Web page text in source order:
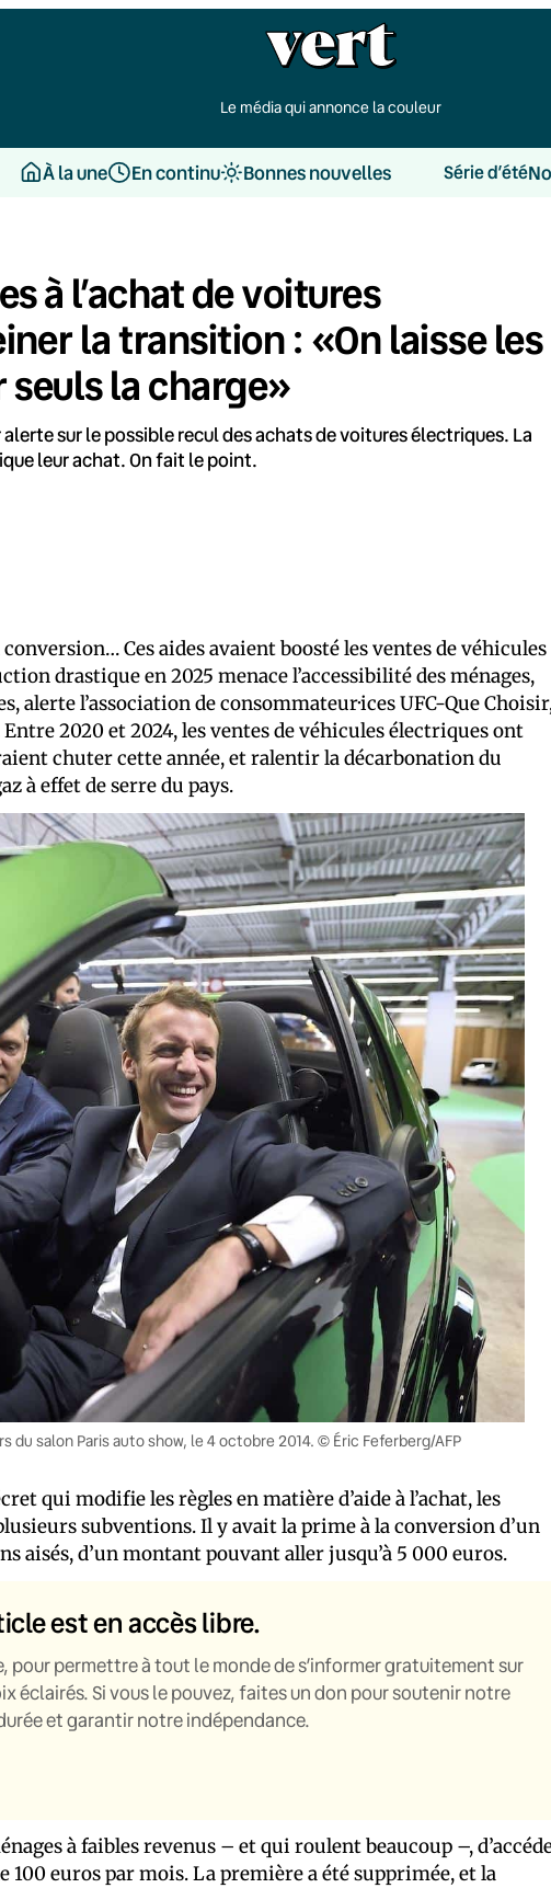
Le média qui annonce la couleur
À la une En continu Bonnes nouvelles Série d’été
à l’achat de voitures
la transition : «On laisse les
la charge»
alerte sur le possible recul des achats de voitures électriques. La
leur achat. On fait le point.
Ces aides avaient boosté les ventes de véhicules
drastique en 2025 menace l’accessibilité des ménages,
alerte l’association de consommateur·ices UFC-Que
2020 et 2024, les ventes de véhicules électriques ont
chuter cette année, et ralentir la décarbonation du
à effet de serre du pays.
salon Paris auto show, le 4 octobre 2014. © Éric Feferberg/AFP
qui modifie les règles en matière d’aide à l’achat, les
subventions. Il y avait la prime à la conversion d’un
aisés, d’un montant pouvant aller jusqu’à 5 000 euros.
est en accès libre.
pour permettre à tout le monde de s’informer gratuitement sur
éclairés. Si vous le pouvez, faites un don pour soutenir notre
et garantir notre indépendance.
à faibles revenus – et qui roulent beaucoup –,
euros par mois. La première a été supprimée, et la